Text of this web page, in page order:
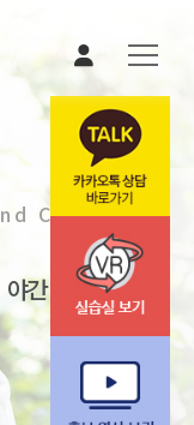
Civil
야간 / 성인전담